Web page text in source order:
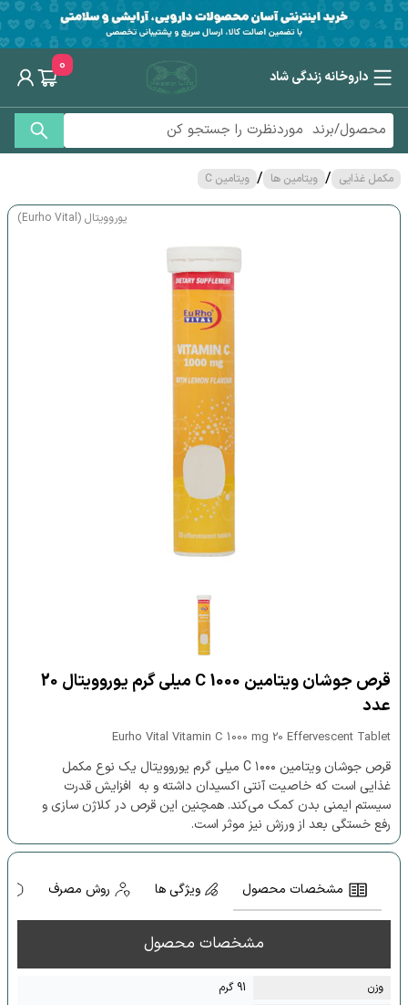
داروخانه زندگی شاد
0
مکمل غذایی / ویتامین ها / ویتامین C
یوروویتال (Eurho Vital)
قرص جوشان ویتامین C 1000 میلی گرم یوروویتال 20
عدد
Eurho Vital Vitamin C 1000 mg 20 Effervescent Tablet
قرص جوشان ویتامین C ۱۰۰۰ میلی گرم یوروویتال یک نوع مکمل
غذایی است که خاصیت آنتی اکسیدان داشته و به افزایش قدرت
سیستم ایمنی بدن کمک می‌کند. همچنین این قرص در کلاژن سازی و
رفع خستگی بعد از ورزش نیز موثر است.
مشخصات محصول ویژگی ها روش مصرف
مشخصات محصول
وزن
91 گرم